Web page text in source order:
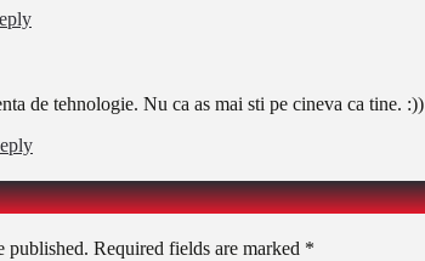
de tehnologie. Nu ca as mai sti pe cineva ca tine. :))
published. Required fields are marked *